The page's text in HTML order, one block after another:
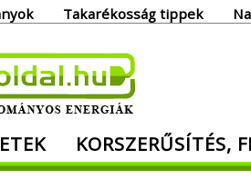
Takarékosság tippek
energiák.
KORSZERŰSÍTÉS,